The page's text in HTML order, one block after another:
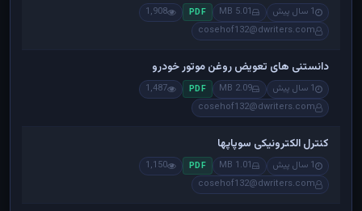
1 سال پیش 5.01 MB
PDF
1,908
cosehof132@dwriters.com
دانستنی های تعویض روغن موتور خودرو
1 سال پیش 2.09 MB
PDF
1,487
cosehof132@dwriters.com
کنترل الکترونیکی سوپاپها
1 سال پیش 1.01 MB
PDF
1,150
cosehof132@dwriters.com